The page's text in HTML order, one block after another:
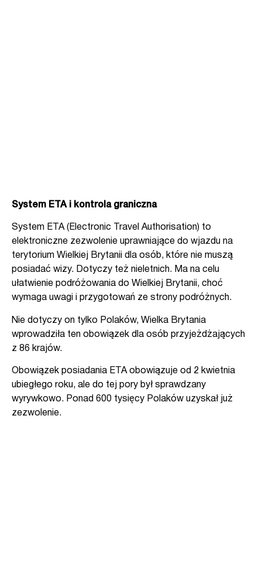
System ETA i kontrola graniczna
System ETA (Electronic Travel Authorisation) to
elektroniczne zezwolenie uprawniające do wjazdu na
terytorium Wielkiej Brytanii dla osób, które nie muszą
posiadać wizy. Dotyczy też nieletnich. Ma na celu
ułatwienie podróżowania do Wielkiej Brytanii, choć
wymaga uwagi i przygotowań ze strony podróżnych.
Nie dotyczy on tylko Polaków, Wielka Brytania
wprowadziła ten obowiązek dla osób przyjeżdżających
z 86 krajów.
Obowiązek posiadania ETA obowiązuje od 2 kwietnia
ubiegłego roku, ale do tej pory był sprawdzany
wyrywkowo. Ponad 600 tysięcy Polaków uzyskał już
zezwolenie.